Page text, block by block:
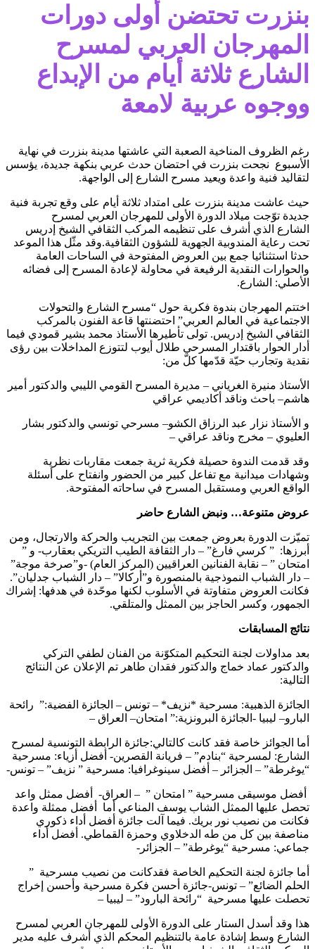
بنزرت تحتضن أولى دورات
المهرجان العربي لمسرح
الشارع ثلاثة أيام من الإبداع
ووجوه عربية لامعة
رغم الظروف المناخية الصعبة التي عاشتها مدينة بنزرت في نهاية
الأسبوع نجحت بنزرت في احتضان حدث عربي بنكهة جديدة، يؤسس
لتقاليد فنية واعدة ويعيد مسرح الشارع إلى الواجهة.
حيث عاشت مدينة بنزرت على امتداد ثلاثة أيام على وقع تجربة فنية
جديدة توّجت ميلاد الدورة الأولى للمهرجان العربي لمسرح
الشارع الذي أشرف على تنظيمه المركب الثقافي الشيخ إدريس
تحت رعاية المندوبية الجهوية للشؤون الثقافية.وقد مثّل هذا الموعد
حدثا استثنائيا جمع بين العروض المفتوحة في الساحات العامة
والحوارات النقدية الرفيعة في محاولة لإعادة المسرح إلى فضائه
الأصلي: الشارع.
اختتم المهرجان بندوة فكرية حول “مسرح الشارع والتحولات
الاجتماعية في العالم العربي” احتضنتها قاعة الفنون بالمركب
الثقافي الشيخ إدريس. تولى تأطيرها الأستاذ محمد بشير قمودي فيما
أدار الحوار باقتدار المسرحي طلال أيوب لتتوزع المداخلات بين رؤى
نقدية وتجارب حيّة قدّمها كلّ من:
الأستاذ منيرة الغرياني – مديرة المسرح القومي الليبي والدكتور أمير
هاشم– باحث وناقد أكاديمي عراقي
و الأستاذ نزار عبد الرزاق الكشو– مسرحي تونسي والدكتور بشار
العليوي – مخرج وناقد عراقي –
وقد قدمت الندوة حصيلة فكرية ثرية جمعت مقاربات نظرية
وشهادات ميدانية مع تفاعل كبير من الحضور وانفتاح على أسئلة
الواقع العربي ومستقبل المسرح في ساحاته المفتوحة.
عروض متنوعة… ونبض الشارع حاضر
تميّزت الدورة بعروض جمعت بين التجريب والحركة والارتجال، ومن
أبرزها: ” كرسي فارغ” – دار الثقافة الطيب التريكي بعقارب- و ”
امتحان ” – نقابة الفنانين العراقيين (المركز العام) -و”صرخة موجة”
– دار الشباب النموذجية بالمنصورة و”أركالا” – دار الشباب جدليان”.
فكانت العروض متفاوتة في الأسلوب لكنها موحّدة في هدفها: إشراك
الجمهور، وكسر الحاجز بين الممثل والمتلقي.
نتائج المسابقات
بعد مداولات لجنة التحكيم المتكوّنة من الفنان لطفي التركي
والدكتور عماد خماج والدكتور فقدان طاهر تم الإعلان عن النتائج
التالية:
الجائزة الذهبية: مسرحية *نزيف* – تونس – الجائزة الفضية:” رائحة
البارو– ليبيا -الجائزة البرونزية:” امتحان– العراق –
أما الجوائز خاصة فقد كانت كالتالي:جائزة الرابطة التونسية لمسرح
الشارع: لمسرحية “بنادم” – فريانة القصرين- أفضل أزياء: مسرحية
“يوغرطة” – الجزائر – أفضل سينوغرافيا: مسرحية ” نزيف” – تونس-
أفضل موسيقى مسرحية ” امتحان ” – العراق- أفضل ممثل واعد
تحصل عليها الممثل الشاب يوسف المناعي أما أفضل ممثلة واعدة
فكانت من نصيب نور بريك. فيما آلت جائزة أفضل أداء ذكوري
مناصفة بين كل من طه الدخلاوي وحمزة القماطي. أفضل أداء
جماعي: مسرحية “يوغرطة” – الجزائر-
أما جائزة لجنة التحكيم الخاصة فقدكانت من نصيب مسرحية ”
الحلم الضائع” – تونس-جائزة أحسن فكرة مسرحية وأحسن إخراج
تحصلت عليها مسرحية “رائحة البارود” – ليبيا –
هذا وقد أسدل الستار على الدورة الأولى للمهرجان العربي لمسرح
الشارع وسط إشادة عامة بالتنظيم المحكم الذي أشرف عليه مدير